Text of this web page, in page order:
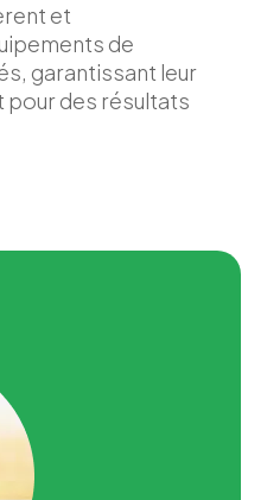
et
de
garantissant leur
des résultats